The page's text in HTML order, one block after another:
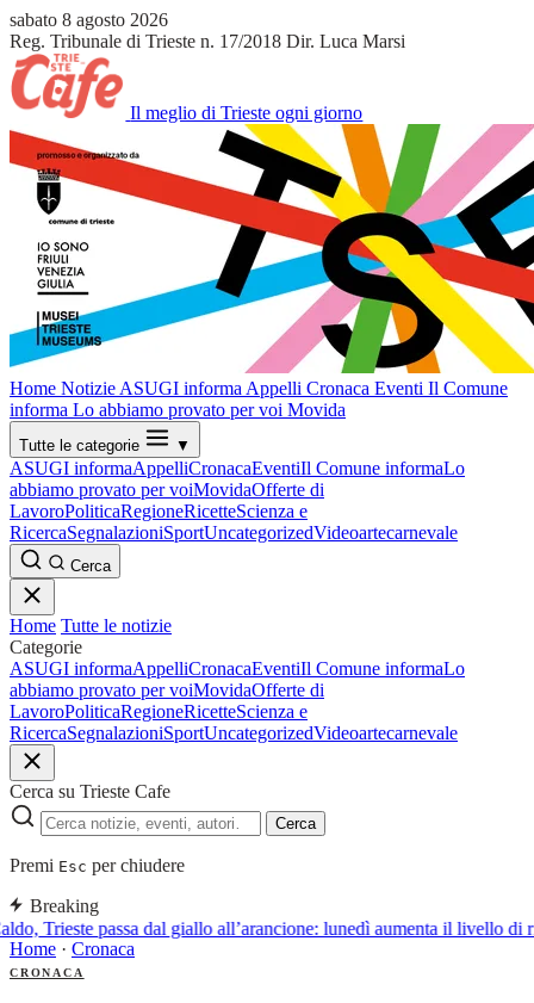
sabato 8 agosto 2026
Reg. Tribunale di Trieste n. 17/2018 Dir. Luca Marsi
Il meglio di Trieste ogni giorno
Home Notizie ASUGI informa Appelli Cronaca Eventi Il Comune
informa Lo abbiamo provato per voi Movida
Tutte le categorie ▼
ASUGI informaAppelliCronacaEventiIl Comune informaLo
abbiamo provato per voiMovidaOfferte di
LavoroPoliticaRegioneRicetteScienza e
RicercaSegnalazioniSportUncategorizedVideoartecarnevale
Cerca
Home Tutte le notizie
Categorie
ASUGI informaAppelliCronacaEventiIl Comune informaLo
abbiamo provato per voiMovidaOfferte di
LavoroPoliticaRegioneRicetteScienza e
RicercaSegnalazioniSportUncategorizedVideoartecarnevale
Cerca su Trieste Cafe
Cerca
Premi Esc per chiudere
Breaking
Trieste passa dal giallo all’arancione: lunedì aumenta il livello di
Home · Cronaca
CRONACA